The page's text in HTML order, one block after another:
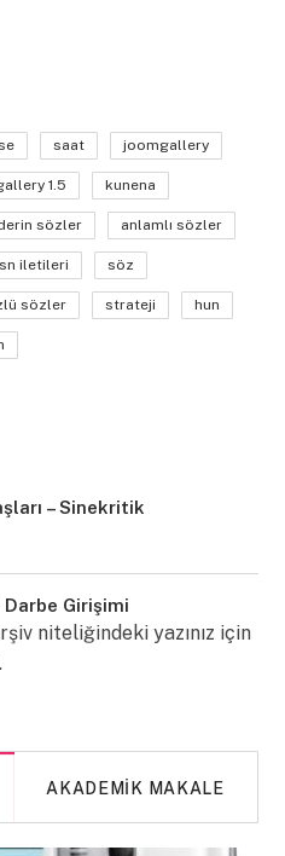
saat joomgallery
1.5 kunena
sözler anlamlı sözler
iletileri söz
sözler strateji hun
– Sinekritik
Darbe Girişimi
niteliğindeki yazınız için
AKADEMIK MAKALE